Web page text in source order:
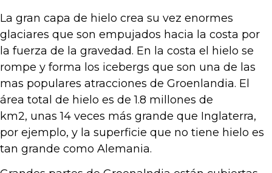
La gran capa de hielo crea su vez enormes
glaciares que son empujados hacia la costa por
la fuerza de la gravedad. En la costa el hielo se
rompe y forma los icebergs que son una de las
mas populares atracciones de Groenlandia. El
área total de hielo es de 1.8 millones de
km2, unas 14 veces más grande que Inglaterra,
por ejemplo, y la superficie que no tiene hielo es
tan grande como Alemania.